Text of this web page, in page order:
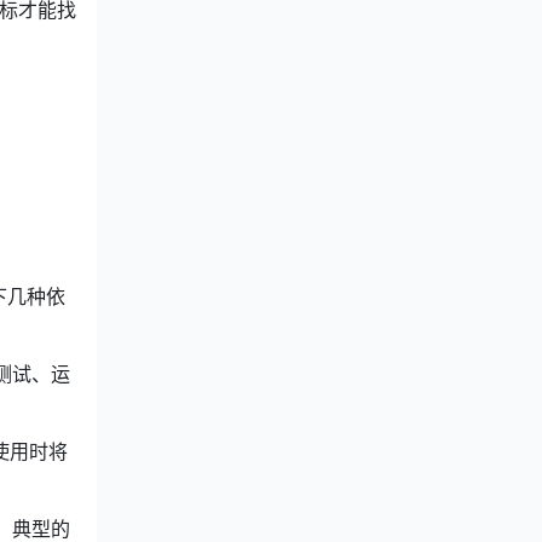
才能找
几种依
试、运
用时将
典型的